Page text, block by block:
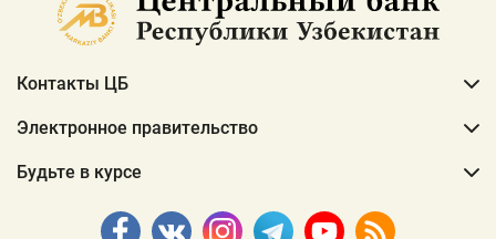
Контакты ЦБ
Электронное правительство
Будьте в курсе